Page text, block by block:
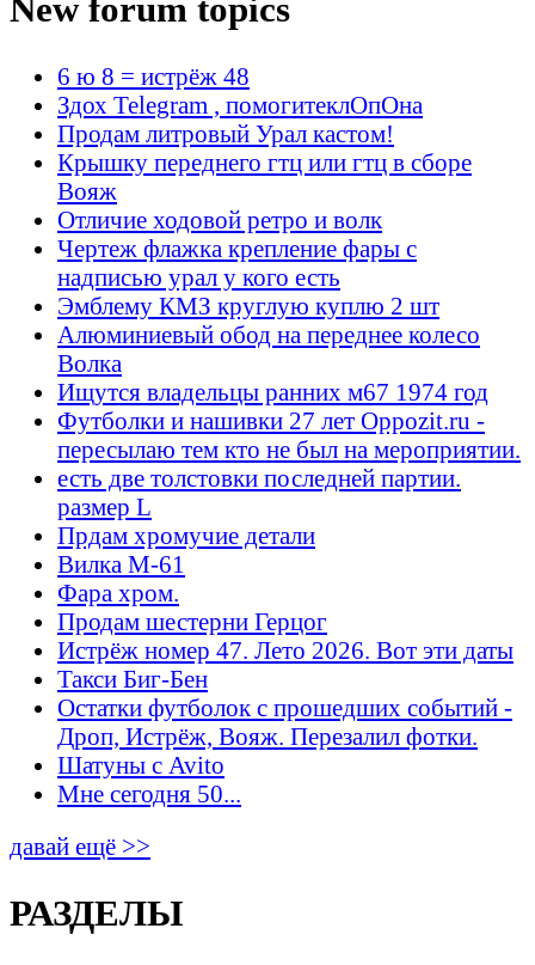
New forum topics
6 ю 8 = истрёж 48
Здох Telegram , помогитеклОпОна
Продам литровый Урал кастом!
Крышку переднего гтц или гтц в сборе
Вояж
Отличие ходовой ретро и волк
Чертеж флажка крепление фары с
надписью урал у кого есть
Эмблему КМЗ круглую куплю 2 шт
Алюминиевый обод на переднее колесо
Волка
Ищутся владельцы ранних м67 1974 год
Футболки и нашивки 27 лет Oppozit.ru -
пересылаю тем кто не был на мероприятии.
есть две толстовки последней партии.
размер L
Прдам хромучие детали
Вилка М-61
Фара хром.
Продам шестерни Герцог
Истрёж номер 47. Лето 2026. Вот эти даты
Такси Биг-Бен
Остатки футболок с прошедших событий -
Дроп, Истрёж, Вояж. Перезалил фотки.
Шатуны с Avito
Мне сегодня 50...
давай ещё >>
РАЗДЕЛЫ